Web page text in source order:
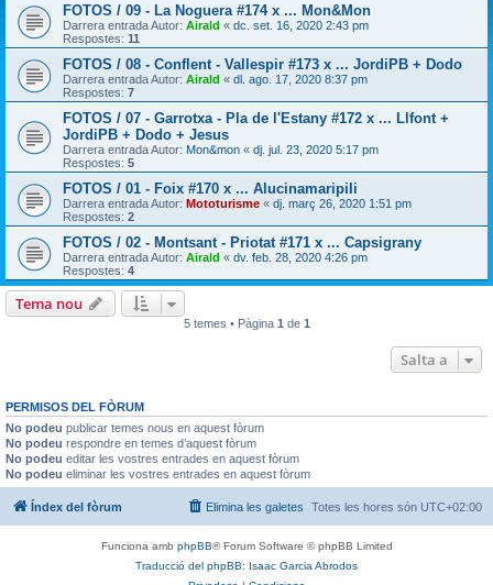
FOTOS / 09 - La Noguera #174 x ... Mon&Mon
Darrera entrada Autor: Airald « dc. set. 16, 2020 2:43 pm
Respostes: 11
FOTOS / 08 - Conflent - Vallespir #173 x ... JordiPB + Dodo
Darrera entrada Autor: Airald « dl. ago. 17, 2020 8:37 pm
Respostes: 7
FOTOS / 07 - Garrotxa - Pla de l'Estany #172 x ... Llfont +
JordiPB + Dodo + Jesus
Darrera entrada Autor: Mon&mon « dj. jul. 23, 2020 5:17 pm
Respostes: 5
FOTOS / 01 - Foix #170 x ... Alucinamaripili
Darrera entrada Autor: Mototurisme « dj. març 26, 2020 1:51 pm
Respostes: 2
FOTOS / 02 - Montsant - Priotat #171 x ... Capsigrany
Darrera entrada Autor: Airald « dv. feb. 28, 2020 4:26 pm
Respostes: 4
Tema nou
5 temes • Pàgina 1 de 1
Salta a
PERMISOS DEL FÒRUM
No podeu publicar temes nous en aquest fòrum
No podeu respondre en temes d’aquest fòrum
No podeu editar les vostres entrades en aquest fòrum
No podeu eliminar les vostres entrades en aquest fòrum
Índex del fòrum Totes les hores són UTC+02:00
Elimina les galetes
Funciona amb phpBB® Forum Software © phpBB Limited
Traducció del phpBB: Isaac Garcia Abrodos